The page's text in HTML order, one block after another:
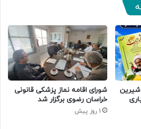
شیرین
شورای اقامه نماز پزشکی قانونی
خراسان رضوی برگزار شد
1 روز پیش